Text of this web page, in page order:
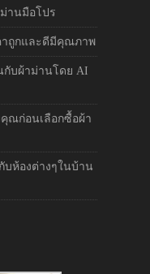
านมือโปร
าถูกและดีมีคุณภาพ
กับผ้าม่านโดย AI
ณก่อนเลือกซื้อผ้า
บห้องต่างๆในบ้าน